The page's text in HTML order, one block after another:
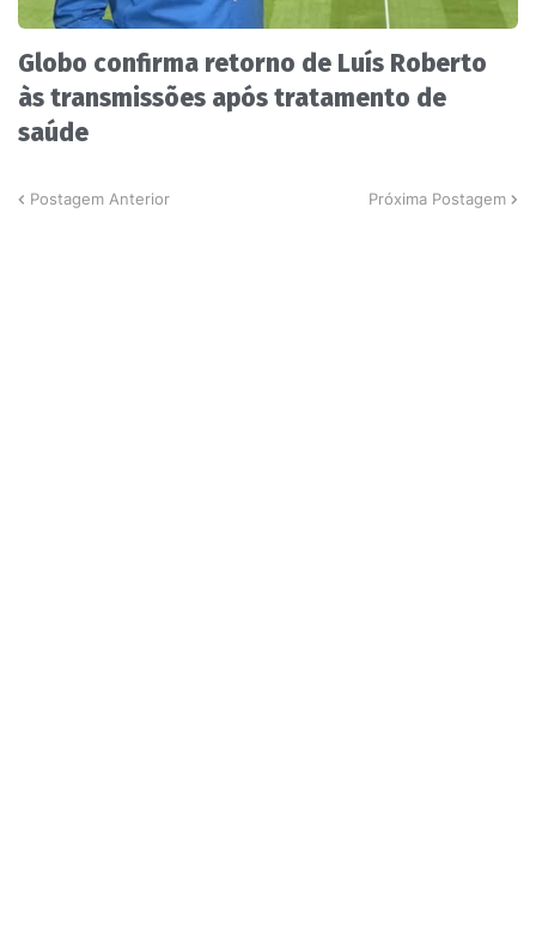
Globo confirma retorno de Luís Roberto
às transmissões após tratamento de
saúde
Postagem Anterior Próxima Postagem